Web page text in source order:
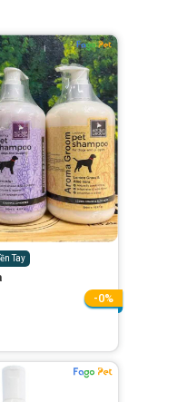
Tay
-0%